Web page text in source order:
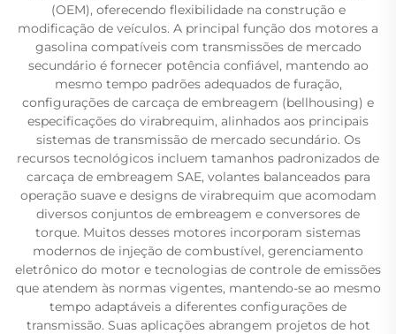
(OEM), oferecendo flexibilidade na construção e
modificação de veículos. A principal função dos motores a
gasolina compatíveis com transmissões de mercado
secundário é fornecer potência confiável, mantendo ao
mesmo tempo padrões adequados de furação,
configurações de carcaça de embreagem (bellhousing) e
especificações do virabrequim, alinhados aos principais
sistemas de transmissão de mercado secundário. Os
recursos tecnológicos incluem tamanhos padronizados de
carcaça de embreagem SAE, volantes balanceados para
operação suave e designs de virabrequim que acomodam
diversos conjuntos de embreagem e conversores de
torque. Muitos desses motores incorporam sistemas
modernos de injeção de combustível, gerenciamento
eletrônico do motor e tecnologias de controle de emissões
que atendem às normas vigentes, mantendo-se ao mesmo
tempo adaptáveis a diferentes configurações de
transmissão. Suas aplicações abrangem projetos de hot